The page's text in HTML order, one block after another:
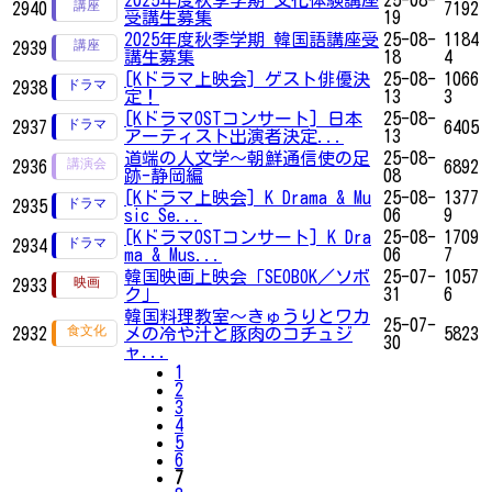
2940
受講生募集
19
7192
2939
2025年度秋季学期 韓国語講座受
講生募集
25-08-
18
1184
4
2938
[Kドラマ上映会] ゲスト俳優決
定！
25-08-
13
1066
3
2937
[KドラマOSTコンサート] 日本
アーティスト出演者決定...
25-08-
13
6405
2936
道端の人文学～朝鮮通信使の足
跡-静岡編
25-08-
08
6892
2935
[Kドラマ上映会] K Drama & Mu
sic Se...
25-08-
06
1377
9
2934
[KドラマOSTコンサート] K Dra
ma & Mus...
25-08-
06
1709
7
2933
韓国映画上映会「SEOBOK／ソボ
ク」
25-07-
31
1057
6
2932
韓国料理教室～きゅうりとワカ
メの冷や汁と豚肉のコチュジ
ャ...
25-07-
30
5823
1
2
3
4
5
6
7